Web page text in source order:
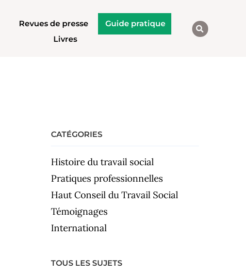
Revues de presse
Guide pratique
Livres
CATÉGORIES
Histoire du travail social
Pratiques professionnelles
Haut Conseil du Travail Social
Témoignages
International
TOUS LES SUJETS